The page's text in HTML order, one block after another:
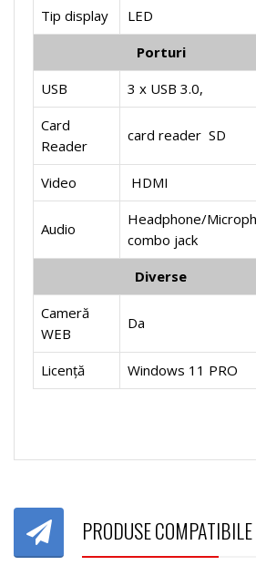
Tip display
LED
Porturi
USB
3 x USB 3.0,
Card
Reader
card reader SD
Video HDMI
Audio
Headphone/
combo jack
Diverse
Cameră
WEB
Da
Licență Windows 11 PRO
PRODUSE COMPATIBILE